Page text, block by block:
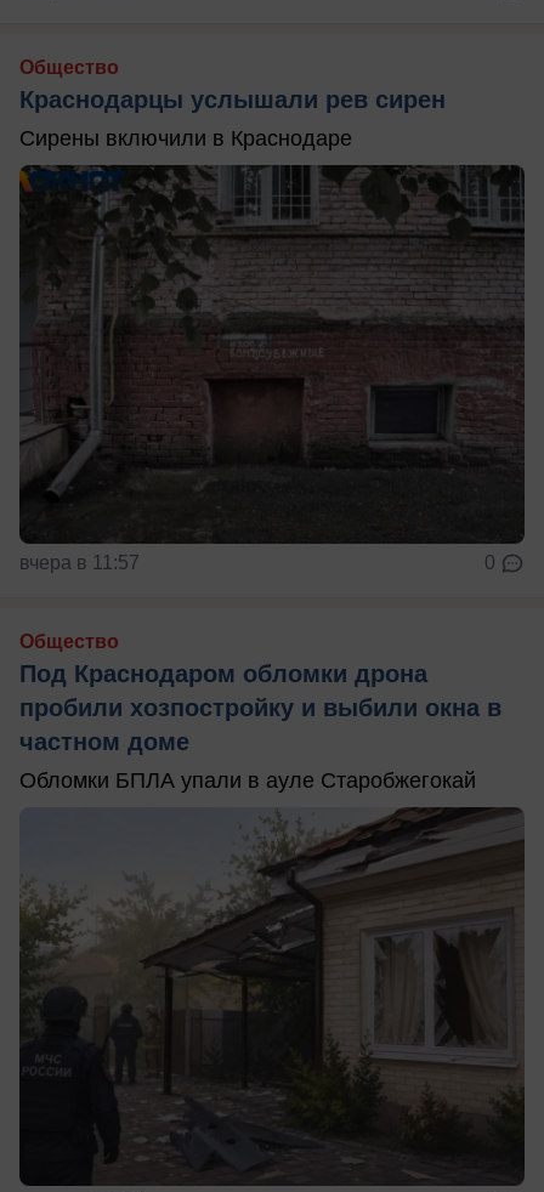
Общество
Краснодарцы услышали рев сирен
Сирены включили в Краснодаре
вчера в 11:57 0
Общество
Под Краснодаром обломки дрона
пробили хозпостройку и выбили окна в
частном доме
Обломки БПЛА упали в ауле Старобжегокай